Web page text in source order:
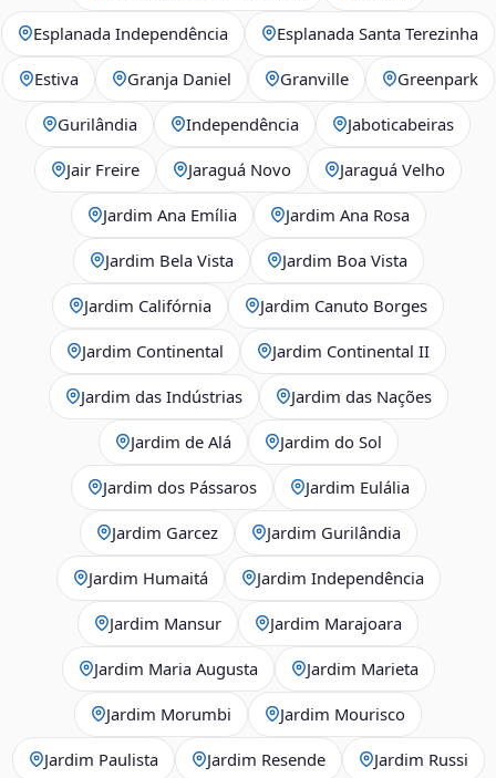
Esplanada Independência Esplanada Santa Terezinha
Estiva Granja Daniel Granville Greenpark
Gurilândia Independência Jaboticabeiras
Jair Freire Jaraguá Novo Jaraguá Velho
Jardim Ana Emília Jardim Ana Rosa
Jardim Bela Vista Jardim Boa Vista
Jardim Califórnia Jardim Canuto Borges
Jardim Continental Jardim Continental II
Jardim das Indústrias Jardim das Nações
Jardim de Alá Jardim do Sol
Jardim dos Pássaros Jardim Eulália
Jardim Garcez Jardim Gurilândia
Jardim Humaitá Jardim Independência
Jardim Mansur Jardim Marajoara
Jardim Maria Augusta Jardim Marieta
Jardim Morumbi Jardim Mourisco
Jardim Paulista Jardim Resende Jardim Russi